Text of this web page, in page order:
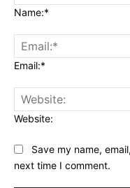
Name:*
Email:*
Website:
Save my name,
next time I comment.